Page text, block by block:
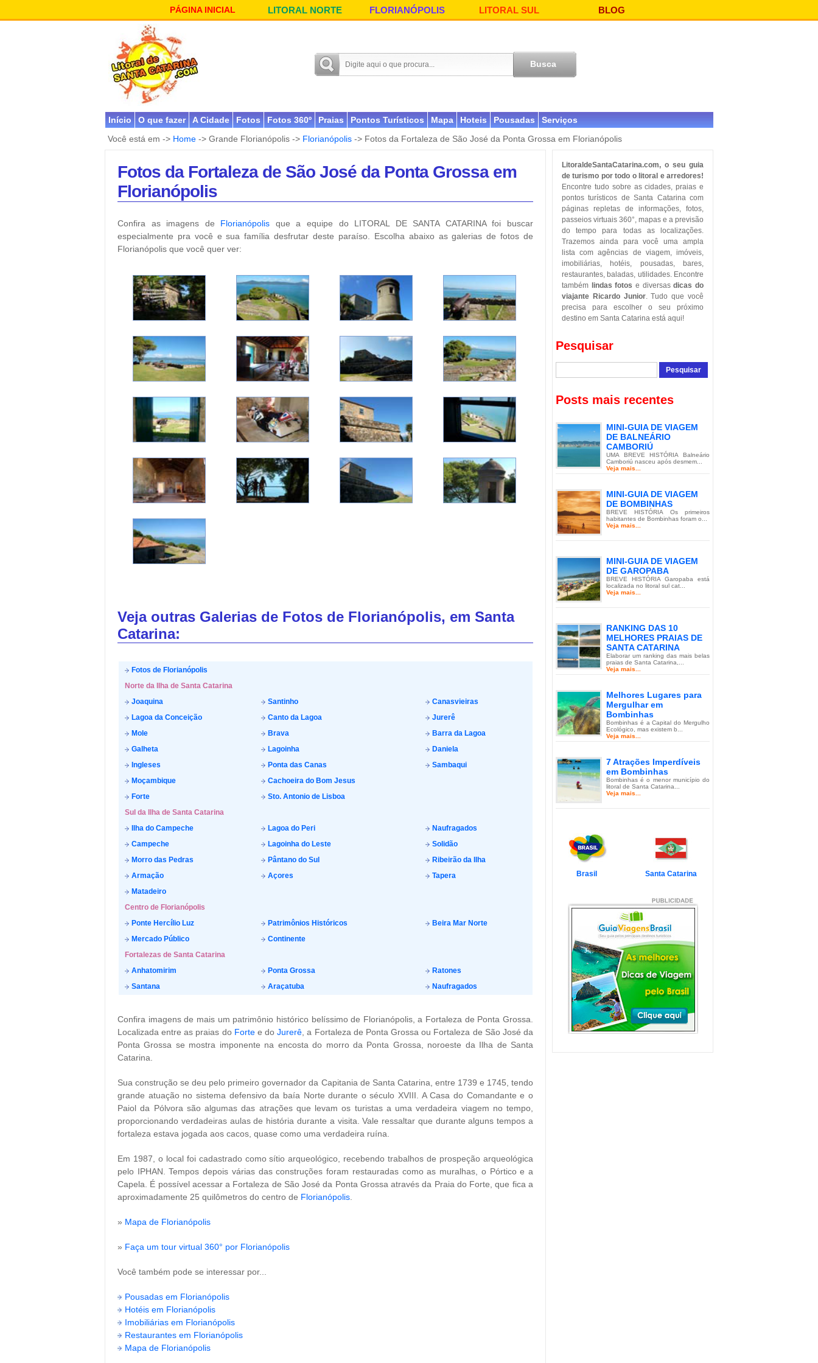
PÁGINA INICIAL LITORAL NORTE FLORIANÓPOLIS LITORAL SUL BLOG
Início O que fazer A Cidade Fotos Fotos 360º Praias Pontos Turísticos Mapa Hoteis Pousadas
Serviços
Você está em -> Home -> Grande Florianópolis -> Florianópolis -> Fotos da Fortaleza de São José da Ponta Grossa em Florianópolis
Fotos da Fortaleza de São José da Ponta Grossa em
Florianópolis
Confira as imagens de Florianópolis que a equipe do LITORAL DE SANTA CATARINA foi buscar
especialmente pra você e sua família desfrutar deste paraíso. Escolha abaixo as galerias de fotos de
Florianópolis que você quer ver:
Veja outras Galerias de Fotos de Florianópolis, em Santa
Catarina:
Fotos de Florianópolis
Norte da Ilha de Santa Catarina
Joaquina
Santinho
Canasvieiras
Lagoa da Conceição
Canto da Lagoa
Jurerê
Mole
Brava
Barra da Lagoa
Galheta
Lagoinha
Daniela
Ingleses
Ponta das Canas
Sambaqui
Moçambique
Cachoeira do Bom Jesus
Forte
Sto. Antonio de Lisboa
Sul da Ilha de Santa Catarina
Ilha do Campeche
Lagoa do Peri
Naufragados
Campeche
Lagoinha do Leste
Solidão
Morro das Pedras
Pântano do Sul
Ribeirão da Ilha
Armação
Açores
Tapera
Matadeiro
Centro de Florianópolis
Ponte Hercílio Luz
Patrimônios Históricos
Beira Mar Norte
Mercado Público
Continente
Fortalezas de Santa Catarina
Anhatomirim
Ponta Grossa
Ratones
Santana
Araçatuba Naufragados
Confira imagens de mais um patrimônio histórico belíssimo de Florianópolis, a Fortaleza de Ponta Grossa.
Localizada entre as praias do Fortee doJurerê , a Fortaleza de Ponta Grossa ou Fortaleza de São José da
Ponta Grossa se mostra imponente na encosta do morro da Ponta Grossa, noroeste da Ilha de Santa
Catarina.
Sua construção se deu pelo primeiro governador da Capitania de Santa Catarina, entre 1739 e 1745, tendo
grande atuação no sistema defensivo da baía Norte durante o século XVIII. A Casa do Comandante e o
Paiol da Pólvora são algumas das atrações que levam os turistas a uma verdadeira viagem no tempo,
proporcionando verdadeiras aulas de história durante a visita. Vale ressaltar que durante alguns tempos a
fortaleza estava jogada aos cacos, quase como uma verdadeira ruína.
Em 1987, o local foi cadastrado como sítio arqueológico, recebendo trabalhos de prospeção arqueológica
pelo IPHAN. Tempos depois várias das construções foram restauradas como as muralhas, o Pórtico e a
Capela. É possível acessar a Fortaleza de São José da Ponta Grossa através da Praia do Forte, que fica a
aproximadamente 25 quilômetros do centro de Florianópolis
» Mapa de Florianópolis
» Faça um tour virtual 360° por Florianópolis
Você também pode se interessar por...
Pousadas em Florianópolis
Hotéis em Florianópolis
Imobiliárias em Florianópolis
Restaurantes em Florianópolis
Mapa de Florianópolis
LitoraldeSantaCatarina.com, o seu guia
de turismo por todo o litoral e arredores!
Encontre tudo sobre as cidades, praias e
pontos turísticos de Santa Catarina com
páginas repletas de informações, fotos,
passeios virtuais 360°, mapas e a previsão
do tempo para todas as localizações.
Trazemos ainda para você uma ampla
lista com agências de viagem, imóveis,
imobiliárias, hotéis, pousadas, bares,
restaurantes, baladas, utilidades. Encontre
também
lindas fotos e diversasdicas do
viajante Ricardo Junior. Tudo que você
precisa para escolher o seu próximo
destino em Santa Catarina está aqui!
Pesquisar
Posts mais recentes
MINI-GUIA DE VIAGEM
DE BALNEÁRIO
CAMBORIÚ
UMA BREVE HISTÓRIA Balneário
Camboriú nasceu após desmem...
Veja mais...
MINI-GUIA DE VIAGEM
DE BOMBINHAS
BREVE HISTÓRIA Os primeiros
habitantes de Bombinhas foram o...
Veja mais...
MINI-GUIA DE VIAGEM
DE GAROPABA
BREVE HISTÓRIA Garopaba está
localizada no litoral sul cat...
Veja mais...
RANKING DAS 10
MELHORES PRAIAS DE
SANTA CATARINA
Elaborar um ranking das mais belas
praias de Santa Catarina,...
Veja mais...
Melhores Lugares para
Mergulhar em
Bombinhas
Bombinhas é a Capital do Mergulho
Ecológico, mas existem b...
Veja mais...
7 Atrações Imperdíveis
em Bombinhas
Bombinhas é o menor município do
litoral de Santa Catarina...
Veja mais...
de Balneário Camboriú e
Balneário Camboriú é um passeio
em Florianópolis
Florianópolis é um dos destinos mais
desejados dos último...
Veja mais...
Garopaba e Região com
Crianças
Garopaba é um município de Santa
Catarina a 80 quilômetro...
Veja mais...
Litoral de Santa Catarina
Brasil Santa Catarina